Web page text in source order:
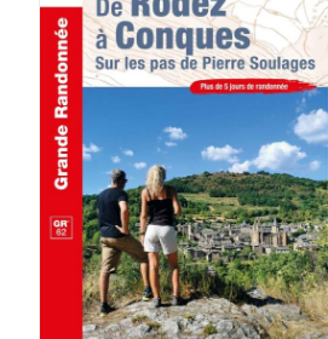
AJOUTER AU PANIER
/
DÉTAILS